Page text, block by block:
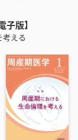
版】
える